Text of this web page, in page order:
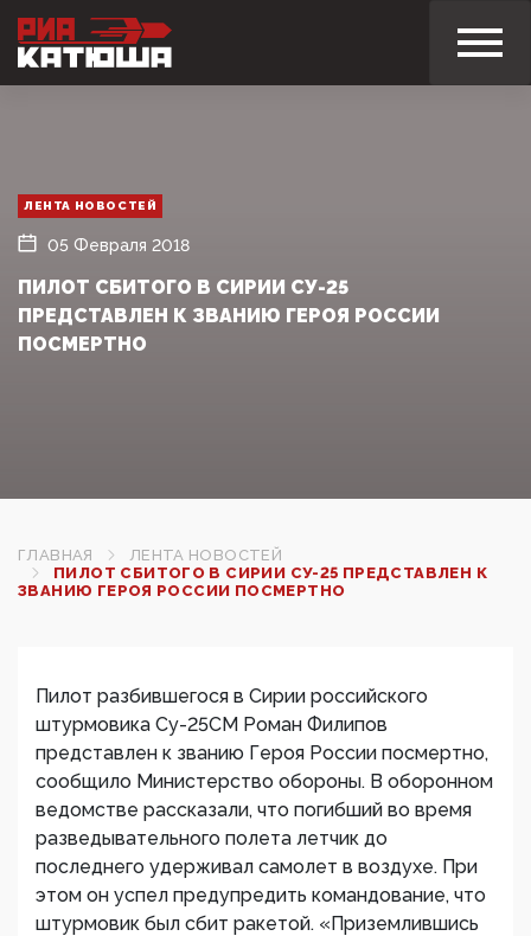
ЛЕНТА НОВОСТЕЙ
05 Февраля 2018
ПИЛОТ СБИТОГО В СИРИИ СУ-25
ПРЕДСТАВЛЕН К ЗВАНИЮ ГЕРОЯ РОССИИ
ПОСМЕРТНО
ГЛАВНАЯ
ЛЕНТА НОВОСТЕЙ
ПИЛОТ СБИТОГО В СИРИИ СУ-25 ПРЕДСТАВЛЕН К
ЗВАНИЮ ГЕРОЯ РОССИИ ПОСМЕРТНО
Пилот разбившегося в Сирии российского
штурмовика Су-25СМ Роман Филипов
представлен к званию Героя России посмертно,
сообщило Министерство обороны. В оборонном
ведомстве рассказали, что погибший во время
разведывательного полета летчик до
последнего удерживал самолет в воздухе. При
этом он успел предупредить командование, что
штурмовик был сбит ракетой. «Приземлившись